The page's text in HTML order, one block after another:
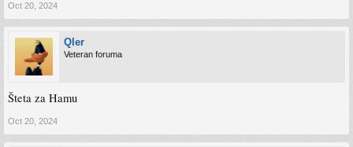
Oct 20, 2024
Qler
Veteran foruma
Šteta za Hamu
Oct 20, 2024